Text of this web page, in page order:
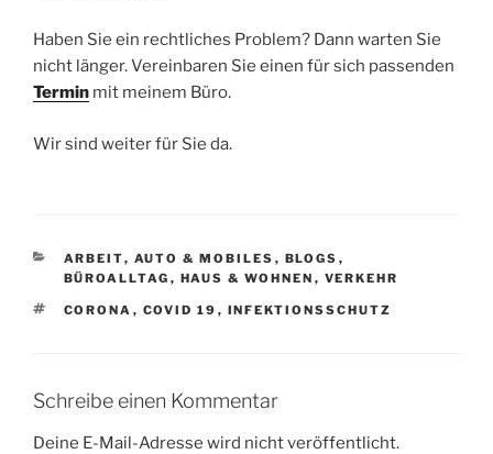
Haben Sie ein rechtliches Problem? Dann warten Sie
nicht länger. Vereinbaren Sie einen für sich passenden
Termin mit meinem Büro.
Wir sind weiter für Sie da.
KATEGORIEN
ARBEIT, AUTO & MOBILES , BLOGS ,
BÜROALLTAG , HAUS & WOHNEN , VERKEHR
SCHLAGWÖRTER
CORONA , COVID 19 , INFEKTIONSSCHUTZ
Schreibe einen Kommentar
Deine E-Mail-Adresse wird nicht veröffentlicht.